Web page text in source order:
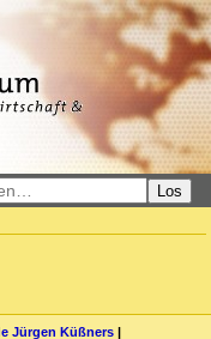
Los
Jürgen Küßners |